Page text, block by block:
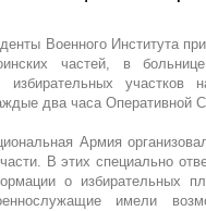
Военного Института
частей, в
участков
два часа Оперативной
Армия
В этих специально
о избирательных
имели